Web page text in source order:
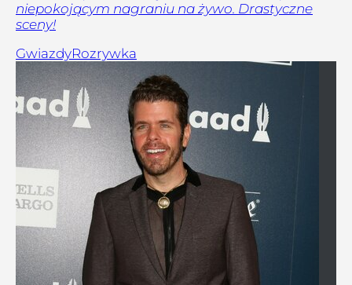
niepokojącym nagraniu na żywo. Drastyczne
sceny!
GwiazdyRozrywka